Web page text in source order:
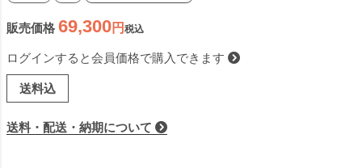
販売価格 69,300 税込
ログインすると会員価格で購入できます
送料込
送料・配送・納期について